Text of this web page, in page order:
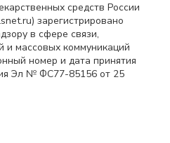
средств России
зарегистрировано
в сфере связи,
и массовых коммуникаций
номер и дата принятия
Эл № ФС77-85156 от 25